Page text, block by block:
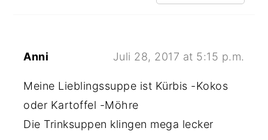
Anni Juli 28, 2017 at 5:15 p.m.
Meine Lieblingssuppe ist Kürbis -Kokos
oder Kartoffel -Möhre
Die Trinksuppen klingen mega lecker